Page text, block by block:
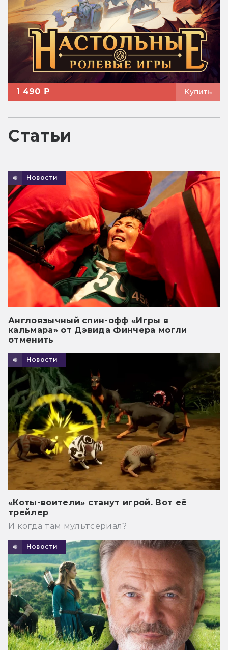
1 490 ₽ Купить
Статьи
Новости
Англоязычный спин-офф «Игры в
кальмара» от Дэвида Финчера могли
отменить
Новости
«Коты-воители» станут игрой. Вот её
трейлер
И когда там мультсериал?
Новости